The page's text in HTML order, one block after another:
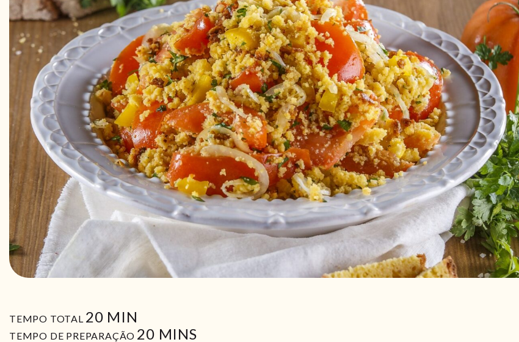
TEMPO TOTAL 20MIN
MIN
TEMPO DE PREPARAÇÃO 20MIN
MINS